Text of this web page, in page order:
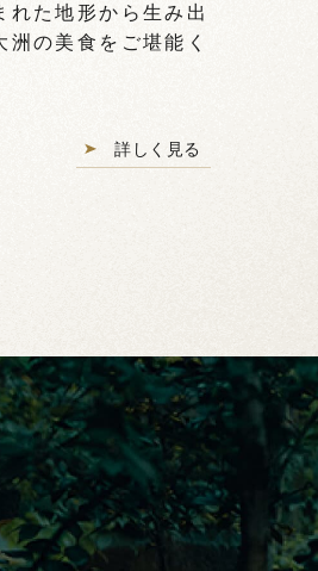
れた地形から生み出
洲の美食をご堪能く
詳しく見る